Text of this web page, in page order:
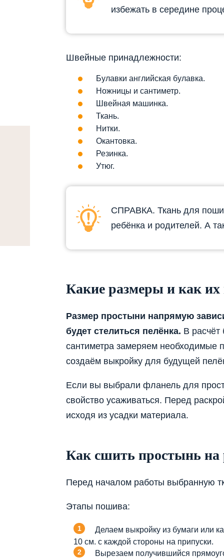
избежать в середине
Швейные принадлежности:
Булавки английская булавка.
Ножницы и сантиметр.
Швейная машинка.
Ткань.
Нитки.
Окантовка.
Резинка.
Утюг.
СПРАВКА. Ткань для
ребёнка и родителей. А
Какие размеры и как их
Размер простыни напрямую
будет стелиться пелёнка. В
сантиметра замеряем необходимые
создаём выкройку для будущей
Если вы выбрали фланель для
свойство усаживаться. Перед
исходя из усадки материала.
Как сшить простынь на
Перед началом работы выбранную
Этапы пошива:
Делаем выкройку из бумаги или
10 см. с каждой стороны на припуски.
Вырезаем получившийся